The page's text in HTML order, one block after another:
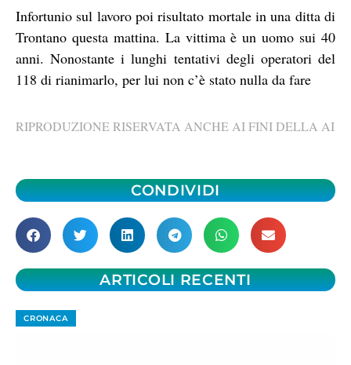
Infortunio sul lavoro poi risultato mortale in una ditta di
Trontano questa mattina. La vittima è un uomo sui 40
anni. Nonostante i lunghi tentativi degli operatori del
118 di rianimarlo, per lui non c’è stato nulla da fare
RIPRODUZIONE RISERVATA ANCHE AI FINI DELLA AI
CONDIVIDI
ARTICOLI RECENTI
CRONACA